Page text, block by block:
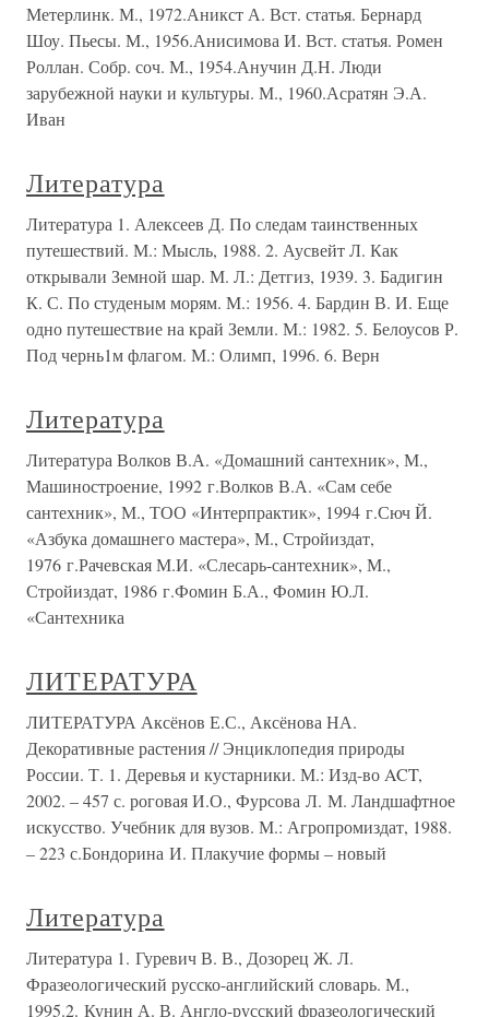
Метерлинк. М., 1972.Аникст А. Вст. статья. Бернард
Шоу. Пьесы. М., 1956.Анисимова И. Вст. статья. Ромен
Роллан. Собр. соч. М., 1954.Анучин Д.Н. Люди
зарубежной науки и культуры. М., 1960.Асратян Э.А.
Иван
Литература
Литература 1. Алексеев Д. По следам таинственных
путешествий. М.: Мысль, 1988. 2. Аусвейт Л. Как
открывали Земной шар. М. Л.: Детгиз, 1939. 3. Бадигин
К. С. По студеным морям. М.: 1956. 4. Бардин В. И. Еще
одно путешествие на край Земли. М.: 1982. 5. Белоусов Р.
Под чернь1м флагом. М.: Олимп, 1996. 6. Верн
Литература
Литература Волков В.А. «Домашний сантехник», М.,
Машиностроение, 1992 г.Волков В.А. «Сам себе
сантехник», М., ТОО «Интерпрактик», 1994 г.Сюч Й.
«Азбука домашнего мастера», М., Стройиздат,
1976 г.Рачевская М.И. «Слесарь-сантехник», М.,
Стройиздат, 1986 г.Фомин Б.А., Фомин Ю.Л.
«Сантехника
ЛИТЕРАТУРА
ЛИТЕРАТУРА Аксёнов Е.С., Аксёнова НА.
Декоративные растения // Энциклопедия природы
России. Т. 1. Деревья и кустарники. М.: Изд-во ACT,
2002. – 457 с. роговая И.О., Фурсова Л. М. Ландшафтное
искусство. Учебник для вузов. М.: Агропромиздат, 1988.
– 223 с.Бондорина И. Плакучие формы – новый
Литература
Литература 1. Гуревич В. В., Дозорец Ж. Л.
Фразеологический русско-английский словарь. М.,
1995.2. Кунин А. В. Англо-русский фразеологический